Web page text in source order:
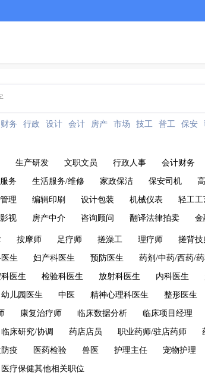
财务 行政 设计 会计 房产 市场 技工 普工 保安
生产研发 文职文员 行政人事 会计财务
务 生活服务/维修 家政保洁 保安司机
理 编辑印刷 设计包装 机械仪表 轻工工
视 房产中介 咨询顾问 翻译法律拍卖 金
按摩师 足疗师 搓澡工 理疗师 搓背技
生 妇产科医生 预防医生 药剂/中药/西药/
科医生 检验科医生 放射科医生 内科医生
幼儿园医生 中医 精神心理科医生 整形医生
康复治疗师 临床数据分析 临床项目经理
临床研究/协调 药店店员 职业药师/驻店药师
疫 医药检验 兽医 护理主任 宠物护理
医疗保健其他相关职位